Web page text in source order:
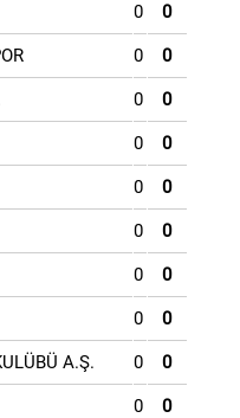
0 0
0 0
0 0
0 0
0 0
0 0
0 0
0 0
A.Ş. 0 0
0 0